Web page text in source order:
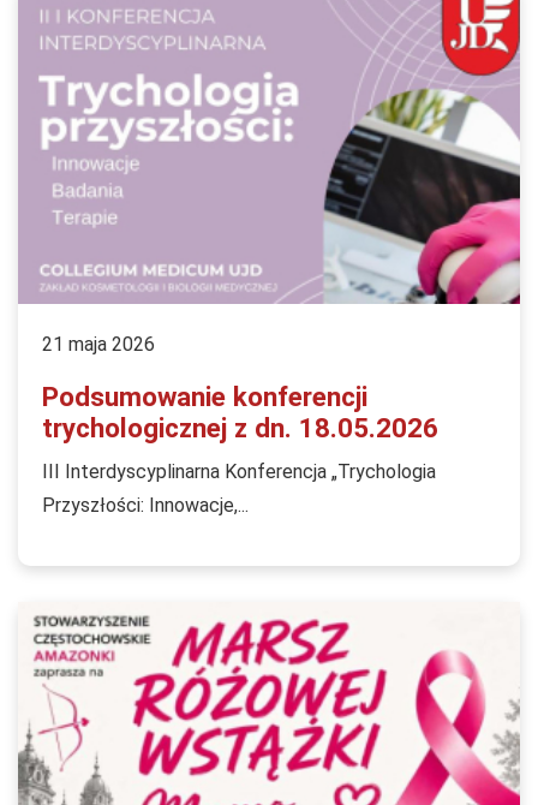
21 maja 2026
Podsumowanie konferencji
trychologicznej z dn. 18.05.2026
III Interdyscyplinarna Konferencja „Trychologia
Przyszłości: Innowacje,...